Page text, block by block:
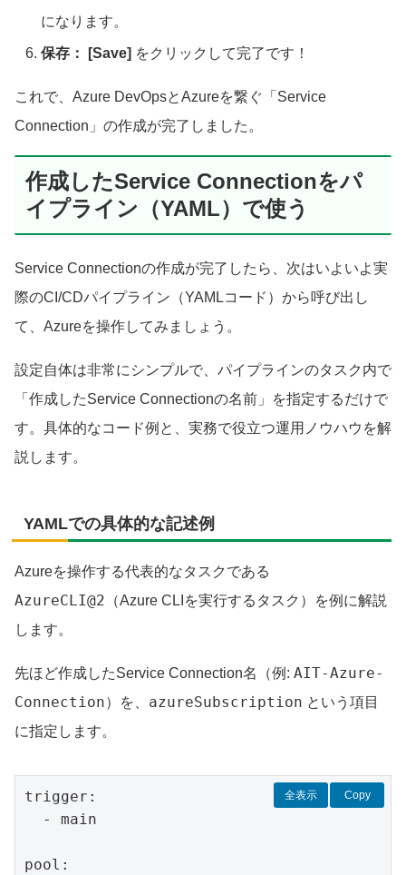
になります。
保存： [Save] をクリックして完了です！
これで、Azure DevOpsとAzureを繋ぐ「Service
Connection」の作成が完了しました。
作成したService Connectionをパ
イプライン（YAML）で使う
Service Connectionの作成が完了したら、次はいよいよ実
際のCI/CDパイプライン（YAMLコード）から呼び出し
て、Azureを操作してみましょう。
設定自体は非常にシンプルで、パイプラインのタスク内で
「作成したService Connectionの名前」を指定するだけで
す。具体的なコード例と、実務で役立つ運用ノウハウを解
説します。
YAMLでの具体的な記述例
Azureを操作する代表的なタスクである
AzureCLI@2 （Azure CLIを実行するタスク）を例に解説
します。
先ほど作成したService Connection名（例: AIT-Azure-
Connection）を、 azureSubscription という項目
に指定します。
trigger:
pool:
Copy
全表示